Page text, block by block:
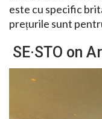
este cu specific
prețurile sunt
SE·STO on